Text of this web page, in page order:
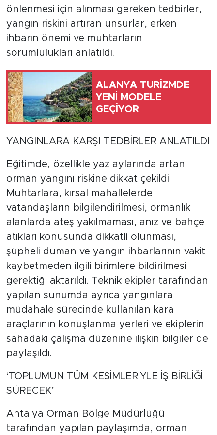
önlenmesi için alınması gereken tedbirler,
yangın riskini artıran unsurlar, erken
ihbarın önemi ve muhtarların
sorumlulukları anlatıldı.
ALANYA TURİZMDE
YENİ MODELE
GEÇİYOR
YANGINLARA KARŞI TEDBİRLER ANLATILDI
Eğitimde, özellikle yaz aylarında artan
orman yangını riskine dikkat çekildi.
Muhtarlara, kırsal mahallelerde
vatandaşların bilgilendirilmesi, ormanlık
alanlarda ateş yakılmaması, anız ve bahçe
atıkları konusunda dikkatli olunması,
şüpheli duman ve yangın ihbarlarının vakit
kaybetmeden ilgili birimlere bildirilmesi
gerektiği aktarıldı. Teknik ekipler tarafından
yapılan sunumda ayrıca yangınlara
müdahale sürecinde kullanılan kara
araçlarının konuşlanma yerleri ve ekiplerin
sahadaki çalışma düzenine ilişkin bilgiler de
paylaşıldı.
‘TOPLUMUN TÜM KESİMLERİYLE İŞ BİRLİĞİ
SÜRECEK’
Antalya Orman Bölge Müdürlüğü
tarafından yapılan paylaşımda, orman